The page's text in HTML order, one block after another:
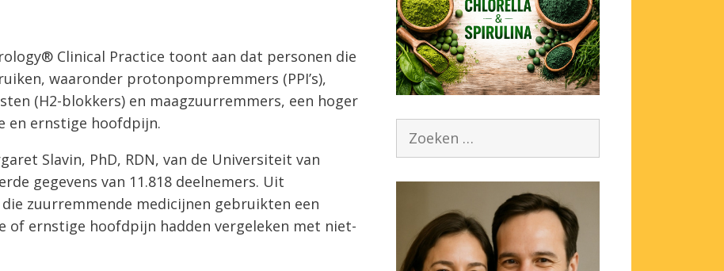
Clinical Practice toont aan dat personen die
waaronder protonpompremmers (PPI’s),
(H2-blokkers) en maagzuurremmers, een hoger
en ernstige hoofdpijn.
Slavin, PhD, RDN, van de Universiteit van
gegevens van 11.818 deelnemers. Uit
zuurremmende medicijnen gebruikten een
of ernstige hoofdpijn hadden vergeleken met niet-
Zoek